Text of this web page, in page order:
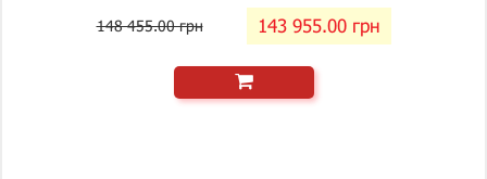
148 455.00 грн 143 955.00 грн